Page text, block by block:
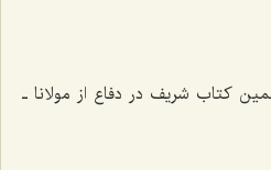
کتاب شریف در دفاع از مولانا ـ